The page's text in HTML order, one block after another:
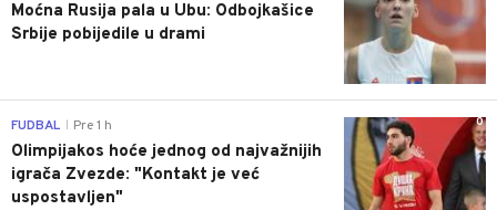
Moćna Rusija pala u Ubu: Odbojkašice
Srbije pobijedile u drami
0
FUDBAL Pre 1 h
Olimpijakos hoće jednog od najvažnijih
igrača Zvezde: "Kontakt je već
uspostavljen"